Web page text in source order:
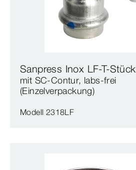
Sanpress Inox LF-T-Stück
mit SC‑Contur, labs-frei
(Einzelverpackung)
Modell 2318LF